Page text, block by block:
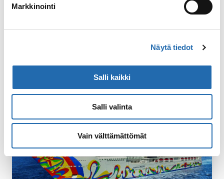
Markkinointi
Näytä tiedot
Salli kaikki
Salli valinta
Vain välttämättömät